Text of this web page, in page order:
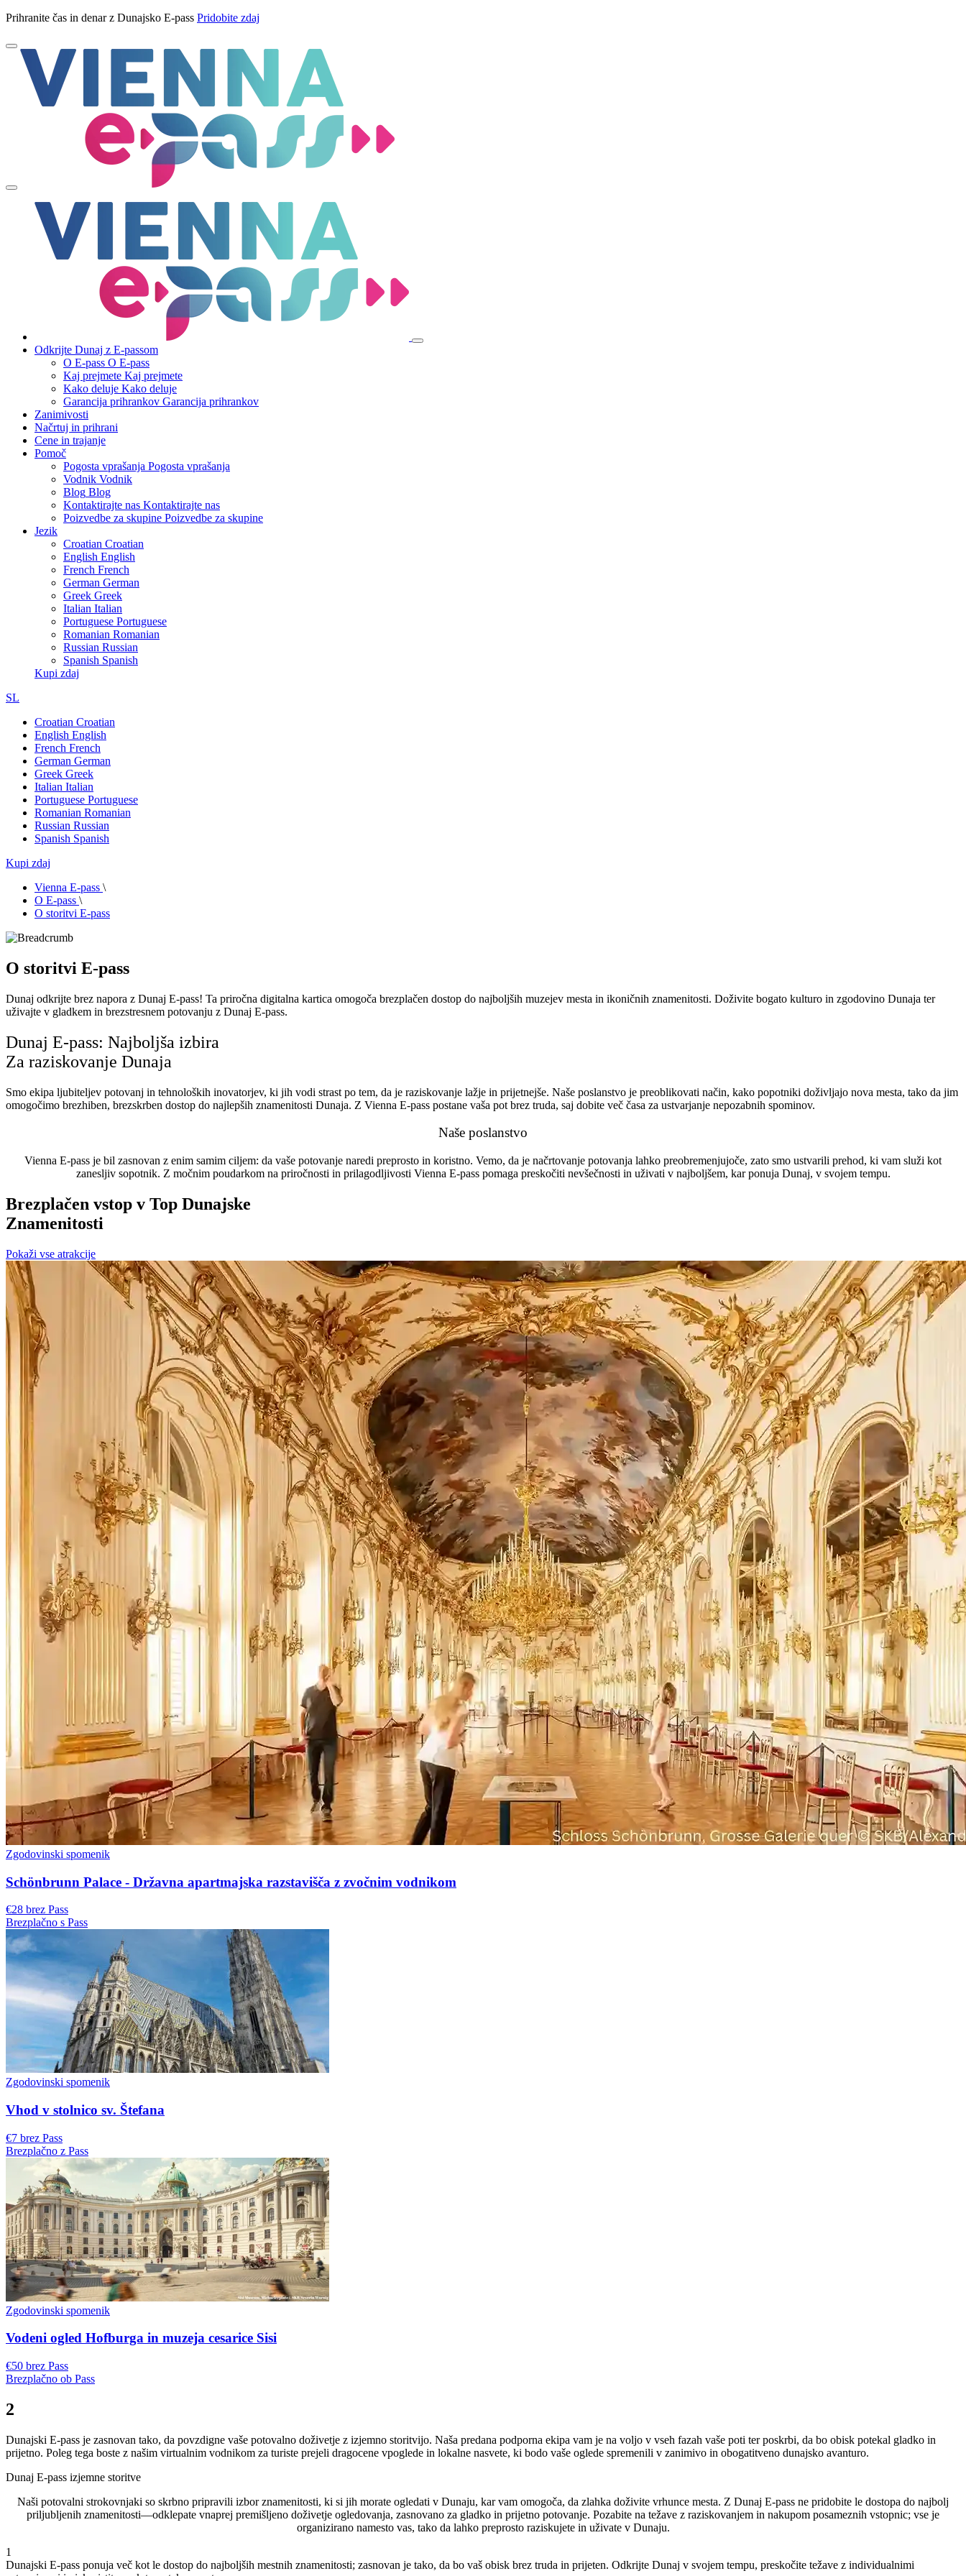
Prihranite čas in denar z Dunajsko E-pass Pridobite zdaj
Odkrijte Dunaj z E-passom
O E-pass O E-pass
Kaj prejmete Kaj prejmete
Kako deluje Kako deluje
Garancija prihrankov Garancija prihrankov
Zanimivosti
Načrtuj in prihrani
Cene in trajanje
Pomoč
Pogosta vprašanja Pogosta vprašanja
Vodnik Vodnik
Blog Blog
Kontaktirajte nas Kontaktirajte nas
Poizvedbe za skupine Poizvedbe za skupine
Jezik
Croatian Croatian
English English
French French
German German
Greek Greek
Italian Italian
Portuguese Portuguese
Romanian Romanian
Russian Russian
Spanish Spanish
Kupi zdaj
SL
Croatian Croatian
English English
French French
German German
Greek Greek
Italian Italian
Portuguese Portuguese
Romanian Romanian
Russian Russian
Spanish Spanish
Kupi zdaj
Vienna E-pass \
O E-pass \
O storitvi E-pass
O storitvi E-pass
Dunaj odkrijte brez napora z Dunaj E-pass! Ta priročna digitalna kartica omogoča brezplačen dostop do najboljših muzejev mesta in ikoničnih znamenitosti. Doživite bogato kulturo in zgodovino Dunaja ter
uživajte v gladkem in brezstresnem potovanju z Dunaj E-pass.
Dunaj E-pass: Najboljša izbira
Za raziskovanje Dunaja
Smo ekipa ljubiteljev potovanj in tehnoloških inovatorjev, ki jih vodi strast po tem, da je raziskovanje lažje in prijetnejše. Naše poslanstvo je preoblikovati način, kako popotniki doživljajo nova mesta, tako da jim
omogočimo brezhiben, brezskrben dostop do najlepših znamenitosti Dunaja. Z Vienna E-pass postane vaša pot brez truda, saj dobite več časa za ustvarjanje nepozabnih spominov.
Naše poslanstvo
Vienna E-pass je bil zasnovan z enim samim ciljem: da vaše potovanje naredi preprosto in koristno. Vemo, da je načrtovanje potovanja lahko preobremenjujoče, zato smo ustvarili prehod, ki vam služi kot
zanesljiv sopotnik. Z močnim poudarkom na priročnosti in prilagodljivosti Vienna E-pass pomaga preskočiti nevšečnosti in uživati v najboljšem, kar ponuja Dunaj, v svojem tempu.
Brezplačen vstop v Top Dunajske
Znamenitosti
Pokaži vse atrakcije
Zgodovinski spomenik
Schönbrunn Palace - Državna apartmajska razstavišča z zvočnim vodnikom
€28 brez Pass
Brezplačno s Pass
Zgodovinski spomenik
Vhod v stolnico sv. Štefana
€7 brez Pass
Brezplačno z Pass
Zgodovinski spomenik
Vodeni ogled Hofburga in muzeja cesarice Sisi
€50 brez Pass
Brezplačno ob Pass
2
Dunajski E-pass je zasnovan tako, da povzdigne vaše potovalno doživetje z izjemno storitvijo. Naša predana podporna ekipa vam je na voljo v vseh fazah vaše poti ter poskrbi, da bo obisk potekal gladko in
prijetno. Poleg tega boste z našim virtualnim vodnikom za turiste prejeli dragocene vpoglede in lokalne nasvete, ki bodo vaše oglede spremenili v zanimivo in obogatitveno dunajsko avanturo.
Dunaj E-pass izjemne storitve
Naši potovalni strokovnjaki so skrbno pripravili izbor znamenitosti, ki si jih morate ogledati v Dunaju, kar vam omogoča, da zlahka doživite vrhunce mesta. Z Dunaj E-pass ne pridobite le dostopa do najbolj
priljubljenih znamenitosti—odklepate vnaprej premišljeno doživetje ogledovanja, zasnovano za gladko in prijetno potovanje. Pozabite na težave z raziskovanjem in nakupom posameznih vstopnic; vse je
organizirano namesto vas, tako da lahko preprosto raziskujete in uživate v Dunaju.
1
Dunajski E-pass ponuja več kot le dostop do najboljših mestnih znamenitosti; zasnovan je tako, da bo vaš obisk brez truda in prijeten. Odkrijte Dunaj v svojem tempu, preskočite težave z individualnimi